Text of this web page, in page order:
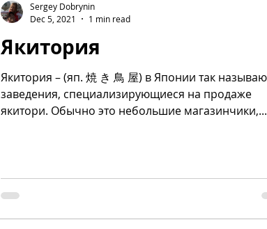
Якитория
Якитория – (яп. 焼 き 鳥 屋) в Японии так называются
заведения, специализирующиеся на продаже
якитори. Обычно это небольшие магазинчики,...
Sergey Dobrynin
Dec 5, 2021
1 min read